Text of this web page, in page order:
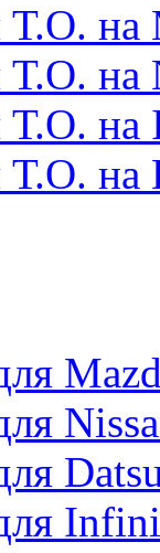
Т.О. на
Т.О. на
Т.О.
Т.О. на